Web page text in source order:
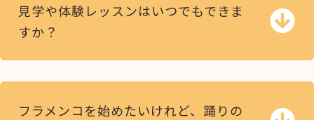
見学や体験レッスンはいつでもできま
すか？
フラメンコを始めたいけれど、踊りの